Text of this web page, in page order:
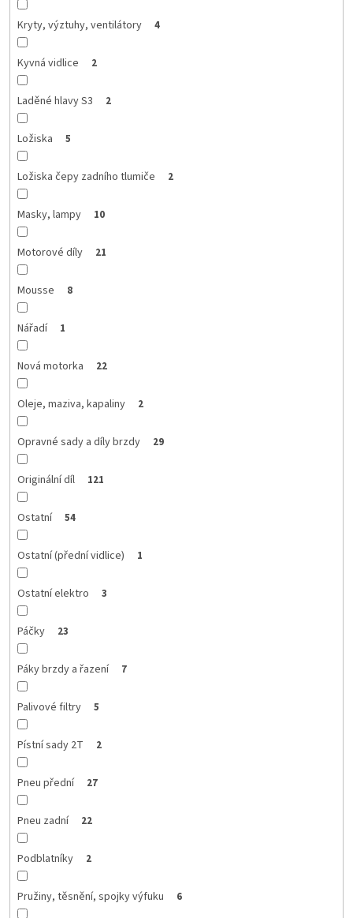
Kryty, výztuhy, ventilátory 4
Kyvná vidlice 2
Laděné hlavy S3 2
Ložiska 5
Ložiska čepy zadního tlumiče 2
Masky, lampy 10
Motorové díly 21
Mousse 8
Nářadí 1
Nová motorka 22
Oleje, maziva, kapaliny 2
Opravné sady a díly brzdy 29
Originální díl 121
Ostatní 54
Ostatní (přední vidlice) 1
Ostatní elektro 3
Páčky 23
Páky brzdy a řazení 7
Palivové filtry 5
Pístní sady 2T 2
Pneu přední 27
Pneu zadní 22
Podblatníky 2
Pružiny, těsnění, spojky výfuku 6